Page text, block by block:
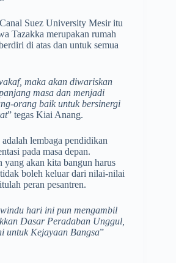
Suez University Mesir itu
Tazakka merupakan rumah
di atas dan untuk semua
maka akan diwariskan
masa dan menjadi
orang baik untuk bersinergi
” tegas Kiai Anang.
lembaga pendidikan
pada masa depan.
yang akan kita bangun harus
boleh keluar dari nilai-nilai
peran pesantren.
hari ini pun mengambil
Dasar Peradaban Unggul,
untuk Kejayaan Bangsa”